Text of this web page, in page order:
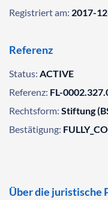
Registriert am: 2017-
Referenz
Status: ACTIVE
Referenz: FL-
Rechtsform: Stiftung
Bestätigung:
Über die juristische